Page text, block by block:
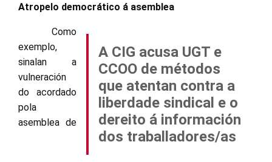
Atropelo democrático á asemblea
A CIG acusa UGT e
CCOO de métodos
que atentan contra a
liberdade sindical e o
dereito á información
dos traballadores/as
Como
exemplo,
sinalan a
vulneración
do acordado
pola
asemblea de